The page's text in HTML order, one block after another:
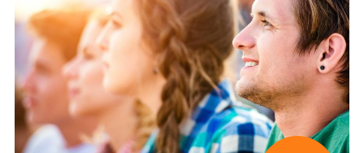
ThreadsFacebook
Youtube
X Instagram
Flick TikTok